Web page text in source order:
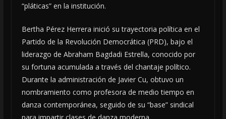
“pláticas” en la institución.
Bertha Pérez Herrera inició su trayectoria política en el
Partido de la Revolución Democrática (PRD), bajo el
liderazgo de Abraham Bagdadi Estrella, conocido por
su fortuna acumulada a través del chantaje político.
Durante la administración de Javier Cu, obtuvo un
nombramiento como profesora de medio tiempo en
danza contemporánea, seguido de su “base” sindical
para impartir clases de danza moderna.